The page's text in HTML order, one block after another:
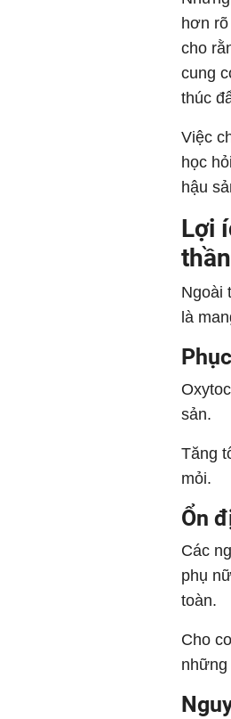
hơn
cho
cung
thúc
Việc
học
hậu
Lợi
Ngoài
là
sản.
Tăng
mỏi.
Ổn
Các
phụ
toàn.
Cho
những